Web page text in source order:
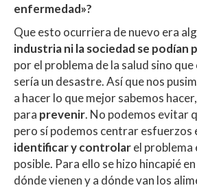
enfermedad»?
Que esto ocurriera de nuevo era
industria ni la sociedad se podían
por el problema de la salud sino
sería un desastre. Así que nos
a hacer lo que mejor sabemos
para prevenir. No podemos evitar
pero sí podemos centrar esfuerzos
identificar y controlarel problema
posible. Para ello se hizo hincapié
dónde vienen y a dónde van los